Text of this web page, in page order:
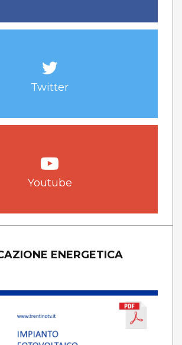
Twitter
Youtube
ENERGETICA